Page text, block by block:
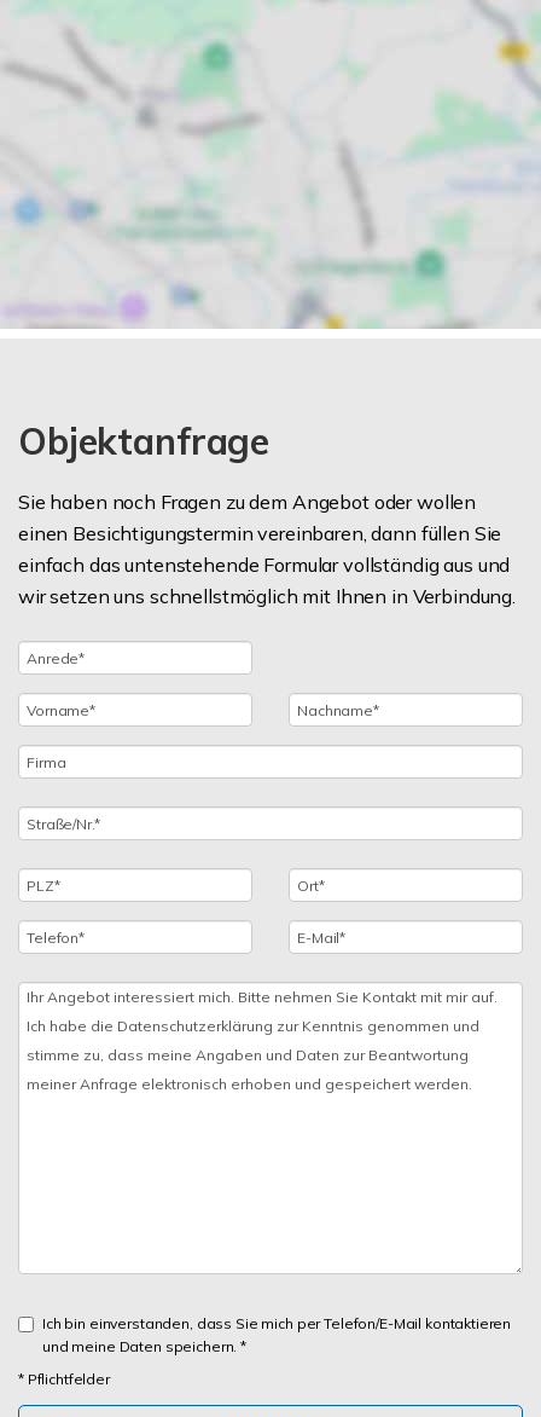
Objektanfrage
Sie haben noch Fragen zu dem Angebot oder wollen
einen Besichtigungstermin vereinbaren, dann füllen Sie
einfach das untenstehende Formular vollständig aus und
wir setzen uns schnellstmöglich mit Ihnen in Verbindung.
Ich bin einverstanden, dass Sie mich per Telefon/E-Mail kontaktieren
und meine Daten speichern. *
* Pflichtfelder